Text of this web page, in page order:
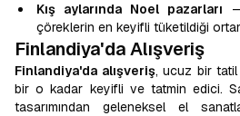
Kış aylarında Noel pazarları
çöreklerin en keyifli tüketildiği
Finlandiya'da Alışveriş
Finlandiya'da alışveriş, ucuz bir
bir o kadar keyifli ve tatmin edici.
tasarımından geleneksel el